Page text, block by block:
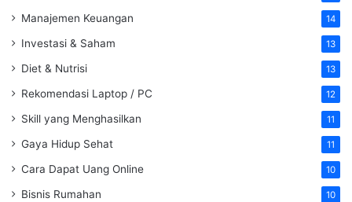
Manajemen Keuangan 14
Investasi & Saham 13
Diet & Nutrisi 13
Rekomendasi Laptop / PC 12
Skill yang Menghasilkan 11
Gaya Hidup Sehat 11
Cara Dapat Uang Online 10
Bisnis Rumahan 10